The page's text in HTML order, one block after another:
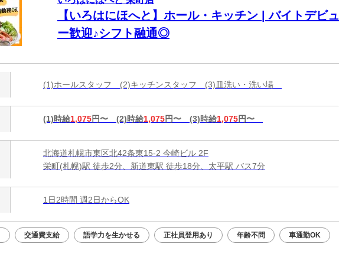
【いろはにほへと】ホール・キッチン | バイトデビュ
ー歓迎♪シフト融通◎
(1)ホールスタッフ (2)キッチンスタッフ (3)皿洗い・洗い場
(1)時給1,075円〜 (2)時給1,075円〜 (3)時給1,075円〜
北海道札幌市東区北42条東15-2 今崎ビル 2F
栄町(札幌)駅 徒歩2分、新道東駅 徒歩18分、太平駅 バス7分
1日2時間 週2日からOK
交通費支給 語学力を生かせる 正社員登用あり 年齢不問 車通勤OK